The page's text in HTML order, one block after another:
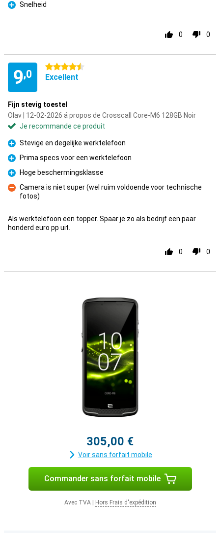
Pour
Snelheid
0 0
9,0
4.5 étoiles
Excellent
Fijn stevig toestel
Olav | 12-02-2026 á propos de Crosscall Core-M6 128GB Noir
Je recommande ce produit
Pour
Stevige en degelijke werktelefoon
Pour
Prima specs voor een werktelefoon
Pour
Hoge beschermingsklasse
Contre
Camera is niet super (wel ruim voldoende voor technische
fotos)
Als werktelefoon een topper. Spaar je zo als bedrijf een paar
honderd euro pp uit.
0 0
305,00 €
Voir sans forfait mobile
Commander sans forfait mobile
Avec TVA| Hors Frais d'expédition